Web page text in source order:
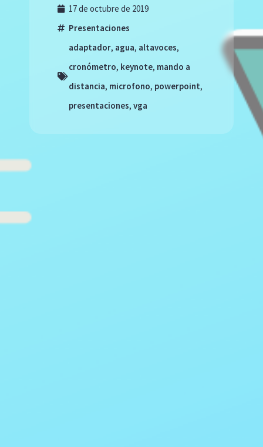
17 de octubre de 2019
Presentaciones
adaptador, agua, altavoces,
cronómetro, keynote, mando a
distancia, microfono, powerpoint,
presentaciones, vga